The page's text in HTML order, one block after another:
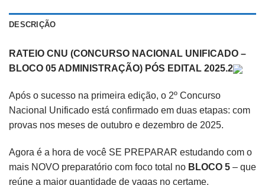
DESCRIÇÃO
RATEIO CNU (CONCURSO NACIONAL UNIFICADO –
BLOCO 05 ADMINISTRAÇÃO) PÓS EDITAL 2025.2
Após o sucesso na primeira edição, o 2º Concurso
Nacional Unificado está confirmado em duas etapas: com
provas nos meses de outubro e dezembro de 2025.
Agora é a hora de você SE PREPARAR estudando com o
mais NOVO preparatório com foco total no BLOCO 5 – que
reúne a maior quantidade de vagas no certame.